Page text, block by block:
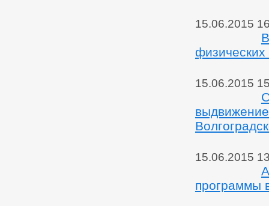
15.06.2015
физических
15.06.2015
15.06.2015
программы